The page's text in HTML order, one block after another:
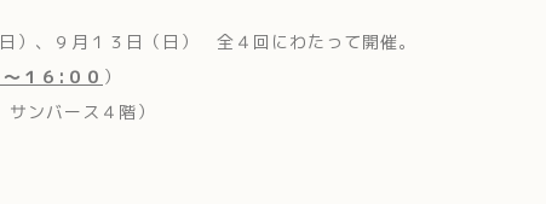
）、９月１３日（日） 全４回にわたって開催。
１６:００ ）
ンバース４階）